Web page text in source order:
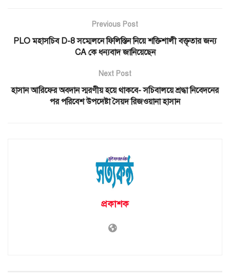
Previous Post
PLO মহাসচিব D-8 সম্মেলনে ফিলিস্তিন নিয়ে শক্তিশালী বক্তৃতার জন্য
CA কে ধন্যবাদ জানিয়েছেন
Next Post
হাসান আরিফের অবদান স্মরণীয় হয়ে থাকবে- সচিবালয়ে শ্রদ্ধা নিবেদনের
পর পরিবেশ উপদেষ্টা সৈয়দ রিজওয়ানা হাসান
প্রকাশক